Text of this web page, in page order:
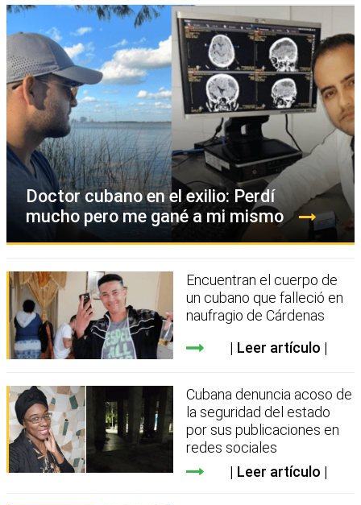
Doctor cubano en el exilio: Perdí
mucho pero me gané a mi mismo
Encuentran el cuerpo de
un cubano que falleció en
naufragio de Cárdenas
Leer artículo
Cubana denuncia acoso de
la seguridad del estado
por sus publicaciones en
redes sociales
Leer artículo